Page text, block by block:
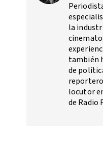
la
también
de
locutor
de Radio